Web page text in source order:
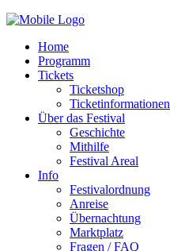
Home
Programm
Tickets
Ticketshop
Ticketinformationen
Über das Festival
Geschichte
Mithilfe
Festival Areal
Info
Festivalordnung
Anreise
Übernachtung
Marktplatz
Fragen / FAQ